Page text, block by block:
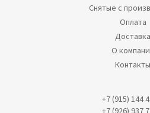
Снятые с
Оплата
Доставка
О
Контакты
+7 (915) 144
+7 (926) 937